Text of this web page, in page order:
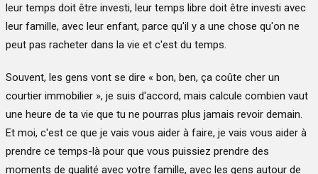
leur temps doit être investi, leur temps libre doit être investi avec
leur famille, avec leur enfant, parce qu'il y a une chose qu'on ne
peut pas racheter dans la vie et c'est du temps.
Souvent, les gens vont se dire « bon, ben, ça coûte cher un
courtier immobilier », je suis d'accord, mais calcule combien vaut
une heure de ta vie que tu ne pourras plus jamais revoir demain.
Et moi, c'est ce que je vais vous aider à faire, je vais vous aider à
prendre ce temps-là pour que vous puissiez prendre des
moments de qualité avec votre famille, avec les gens autour de